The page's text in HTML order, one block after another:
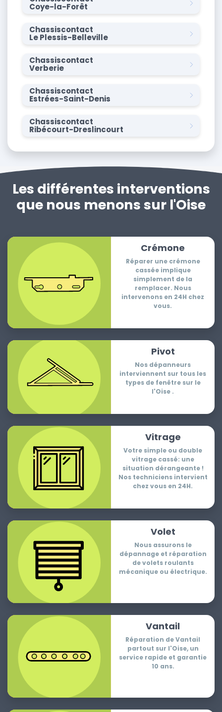
Coye-la-Forêt
Chassiscontact
Le Plessis-Belleville
Chassiscontact
Verberie
Chassiscontact
Estrées-Saint-Denis
Chassiscontact
Ribécourt-Dreslincourt
Les différentes interventions
que nous menons sur l'Oise
Crémone
Réparer une crémone
cassée implique
simplement de la
remplacer. Nous
intervenons en 24H chez
vous.
Pivot
Nos dépanneurs
interviennent sur tous les
types de fenêtre sur le
l'Oise .
Vitrage
Votre simple ou double
vitrage cassé: une
situation dérangeante !
Nos techniciens intervient
chez vous en 24H.
Volet
Nous assurons le
dépannage et réparation
de volets roulants
mécanique ou électrique.
Vantail
Réparation de Vantail
partout sur l'Oise, un
service rapide et garantie
10 ans.